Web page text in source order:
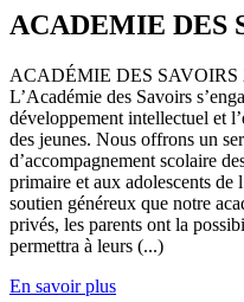
ACADEMIE DES
ACADÉMIE DES SAVOIRS
L’Académie des Savoirs
développement intellectuel et
des jeunes. Nous offrons un
d’accompagnement scolaire
primaire et aux adolescents de
soutien généreux que notre
privés, les parents ont la
permettra à leurs (...)
En savoir plus